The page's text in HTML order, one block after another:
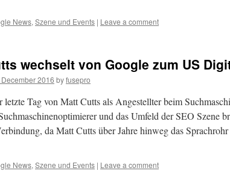
News, Szene und Events | Leave a comment
wechselt von Google zum US
2016 byfusepro
letzte Tag von Matt Cutts als Angestellter beim
und das Umfeld der SEO Szene
da Matt Cutts über Jahre hinweg das
News, Szene und Events | Leave a comment